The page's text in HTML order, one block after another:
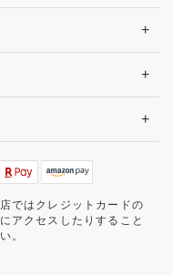
+
+
+
ではクレジットカードの
アクセスしたりすること
。